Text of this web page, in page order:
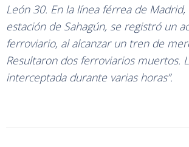
León 30. En la línea férrea de Madrid,
estación de Sahagún, se registró un
ferroviario, al alcanzar un tren de
Resultaron dos ferroviarios muertos.
interceptada durante varias horas”.